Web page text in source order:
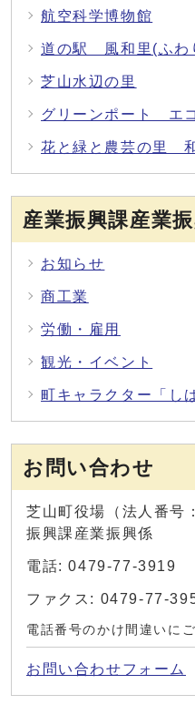
航空科学博物館
道の駅 風和里(ふわ
芝山水辺の里
グリーンポート エ
花と緑と農芸の里
産業振興課産業
お知らせ
商工業
労働・雇用
観光・イベント
町キャラクター「し
お問い合わせ
芝山町役場（法人番
振興課産業振興係
電話: 0479-77-3919
ファクス: 0479-77-
電話番号のかけ間違いに
お問い合わせフォーム